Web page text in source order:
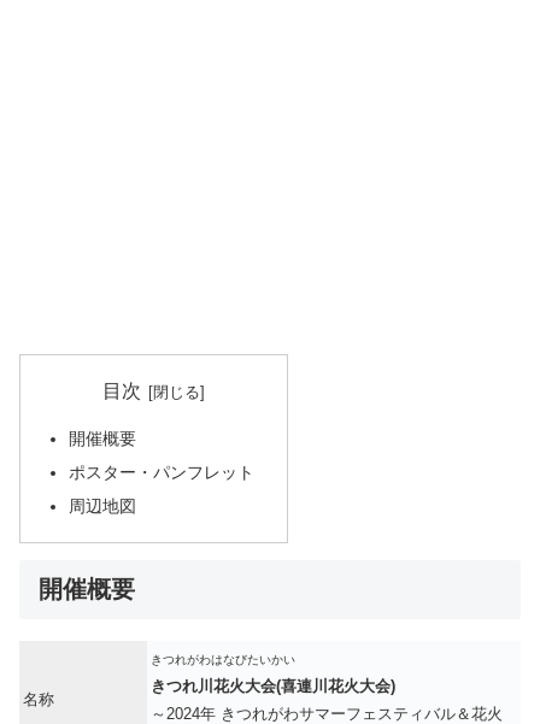
目次
開催概要
ポスター・パンフレット
周辺地図
開催概要
名称
きつれがわはなびたいかい
きつれ川花火大会(喜連川花火大会)
～2024年 きつれがわサマーフェスティバル＆花火